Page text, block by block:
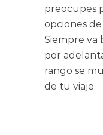
preocupes
opciones
Siempre va
por
rango se
de tu viaje.